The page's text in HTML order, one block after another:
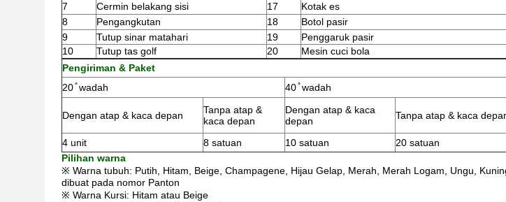
7
Cermin belakang sisi 17
Kotak es
8
Pengangkutan 18
Botol pasir
9
Tutup sinar matahari 19
Penggaruk pasir
10
Tutup tas golf 20
Mesin cuci bola
Pengiriman & Paket
20 ̊ wadah
40 ̊ wadah
Dengan atap & kaca depan
Tanpa atap &
kaca depan
Dengan atap & kaca
depan
Tanpa atap & kaca
4 unit 8 satuan 10 satuan
20 satuan
Pilihan warna
※ Warna tubuh: Putih, Hitam, Beige, Champagene, Hijau Gelap, Merah, Merah Logam, Ungu,
dibuat pada nomor Panton
※ Warna Kursi: Hitam atau Beige